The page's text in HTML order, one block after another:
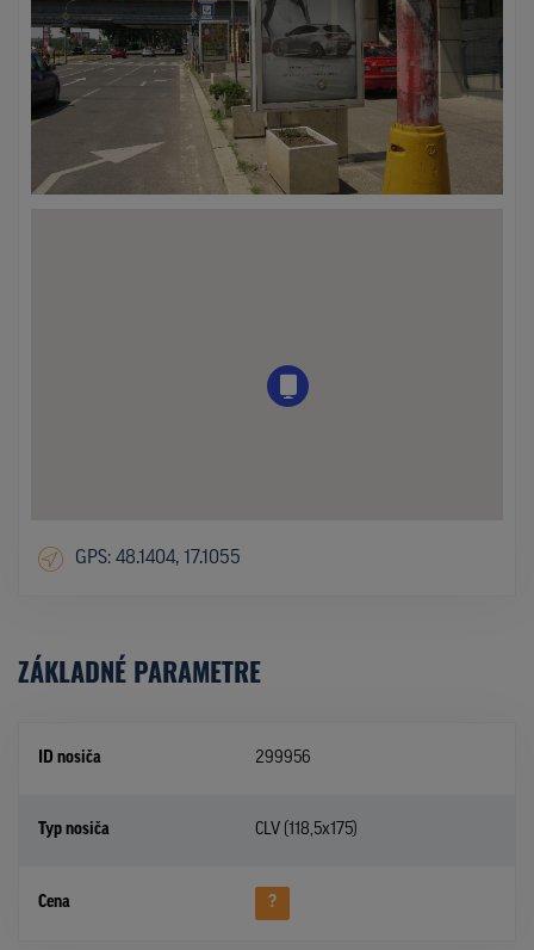
GPS: 48.1404, 17.1055
ZÁKLADNÉ PARAMETRE
ID nosiča 299956
Typ nosiča CLV (118,5x175)
Cena ?